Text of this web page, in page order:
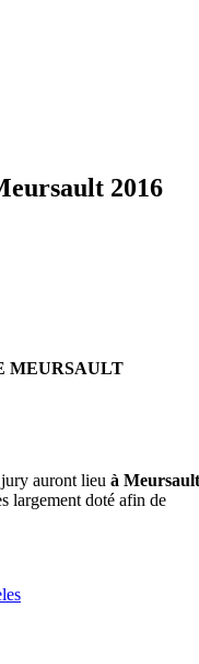
2016
MEURSAULT
auront lieu à Meursault
largement doté afin de